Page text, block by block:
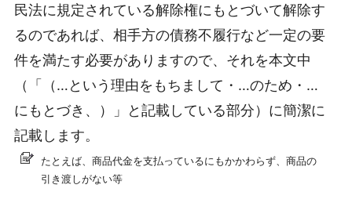
民法に規定されている解除権にもとづいて解除す
るのであれば、相手方の債務不履行など一定の要
件を満たす必要がありますので、それを本文中
（「（…という理由をもちまして・…のため・…
にもとづき、）」と記載している部分）に簡潔に
記載します。
たとえば、商品代金を支払っているにもかかわらず、商品の
引き渡しがない等